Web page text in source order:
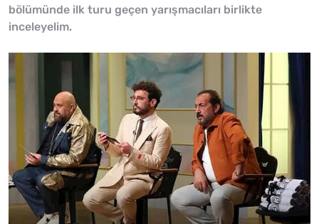
bölümünde ilk turu geçen yarışmacıları birlikte
inceleyelim.